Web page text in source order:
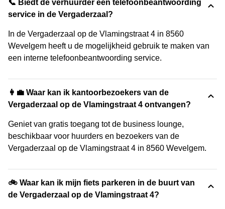
📞 Biedt de verhuurder een telefoonbeantwoording
service in de Vergaderzaal?
In de Vergaderzaal op de Vlamingstraat 4 in 8560
Wevelgem heeft u de mogelijkheid gebruik te maken van
een interne telefoonbeantwoording service.
👩‍💼 Waar kan ik kantoorbezoekers van de
Vergaderzaal op de Vlamingstraat 4 ontvangen?
Geniet van gratis toegang tot de business lounge,
beschikbaar voor huurders en bezoekers van de
Vergaderzaal op de Vlamingstraat 4 in 8560 Wevelgem.
🚲 Waar kan ik mijn fiets parkeren in de buurt van
de Vergaderzaal op de Vlamingstraat 4?